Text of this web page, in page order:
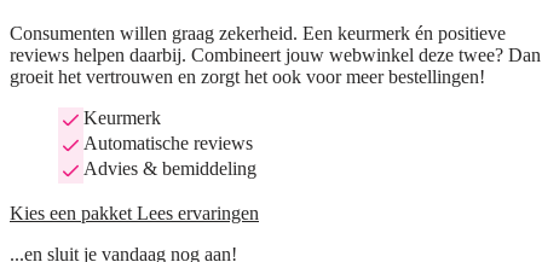
Consumenten willen graag zekerheid. Een keurmerk én positieve
reviews helpen daarbij. Combineert jouw webwinkel deze twee? Dan
groeit het vertrouwen en zorgt het ook voor meer bestellingen!
Keurmerk
Automatische reviews
Advies & bemiddeling
Kies een pakket Lees ervaringen
...en sluit je vandaag nog aan!